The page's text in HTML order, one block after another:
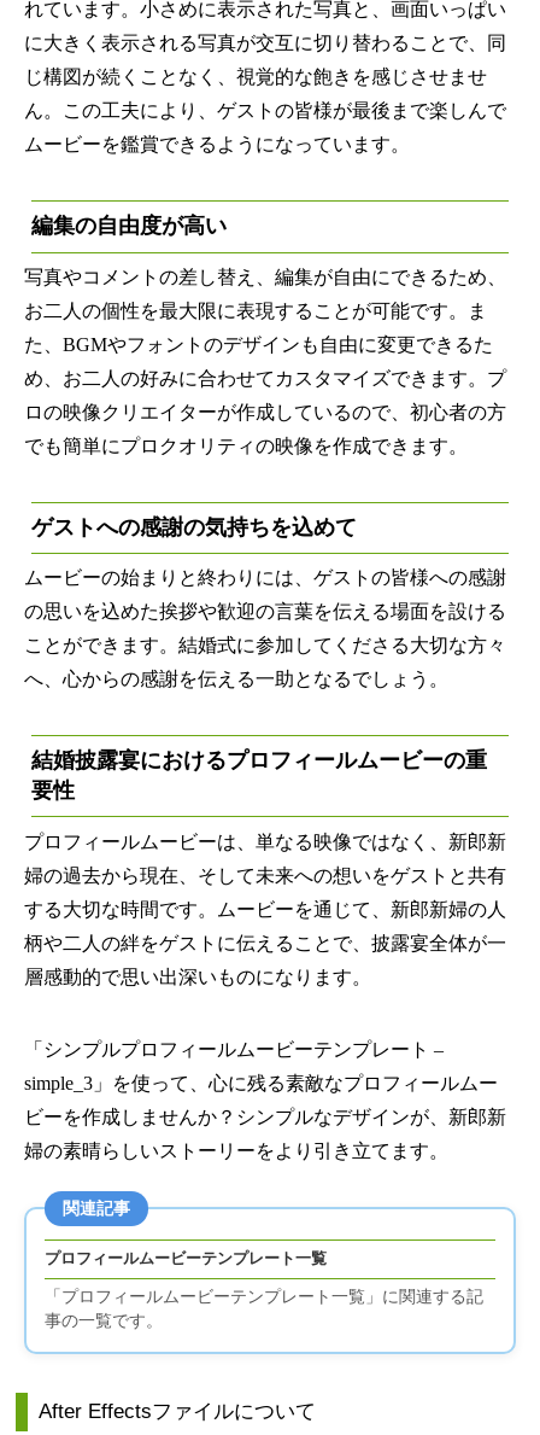
れています。小さめに表示された写真と、画面いっぱい
に大きく表示される写真が交互に切り替わることで、同
じ構図が続くことなく、視覚的な飽きを感じさせませ
ん。この工夫により、ゲストの皆様が最後まで楽しんで
ムービーを鑑賞できるようになっています。
編集の自由度が高い
写真やコメントの差し替え、編集が自由にできるため、
お二人の個性を最大限に表現することが可能です。ま
た、BGMやフォントのデザインも自由に変更できるた
め、お二人の好みに合わせてカスタマイズできます。プ
ロの映像クリエイターが作成しているので、初心者の方
でも簡単にプロクオリティの映像を作成できます。
ゲストへの感謝の気持ちを込めて
ムービーの始まりと終わりには、ゲストの皆様への感謝
の思いを込めた挨拶や歓迎の言葉を伝える場面を設ける
ことができます。結婚式に参加してくださる大切な方々
へ、心からの感謝を伝える一助となるでしょう。
結婚披露宴におけるプロフィールムービーの重
要性
プロフィールムービーは、単なる映像ではなく、新郎新
婦の過去から現在、そして未来への想いをゲストと共有
する大切な時間です。ムービーを通じて、新郎新婦の人
柄や二人の絆をゲストに伝えることで、披露宴全体が一
層感動的で思い出深いものになります。
「シンプルプロフィールムービーテンプレート –
simple_3」を使って、心に残る素敵なプロフィールムー
ビーを作成しませんか？シンプルなデザインが、新郎新
婦の素晴らしいストーリーをより引き立てます。
関連記事
プロフィールムービーテンプレート一覧
「プロフィールムービーテンプレート一覧」に関連する記
事の一覧です。
After Effectsファイルについて